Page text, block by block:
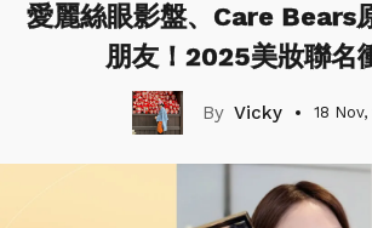
愛麗絲眼影盤、Care Bears
朋友！2025美妝聯名
Vicky 18